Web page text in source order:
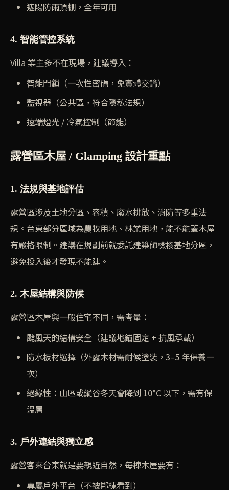
遮陽防雨頂棚，全年可用
4. 智能管控系統
Villa 業主多不在現場，建議導入：
智能門鎖（一次性密碼，免實體交鑰）
監視器（公共區，符合隱私法規）
遠端燈光 / 冷氣控制（節能）
露營區木屋 / Glamping 設計重點
1. 法規與基地評估
露營區涉及土地分區、容積、廢水排放、消防等多重法
規。台東部分區域為農牧用地、林業用地，能不能蓋木屋
有嚴格限制。建議在規劃前就委託建築師檢核基地分區，
避免投入後才發現不能建。
2. 木屋結構與防候
露營區木屋與一般住宅不同，需考量：
颱風天的結構安全（建議地錨固定 + 抗風承載）
防水板材選擇（外露木材需耐候塗裝，3–5 年保養一
次）
絕緣性：山區或縱谷冬天會降到 10°C 以下，需有保
溫層
3. 戶外連結與獨立感
露營客來台東就是要親近自然，每棟木屋要有：
專屬戶外平台（不被鄰棟看到）